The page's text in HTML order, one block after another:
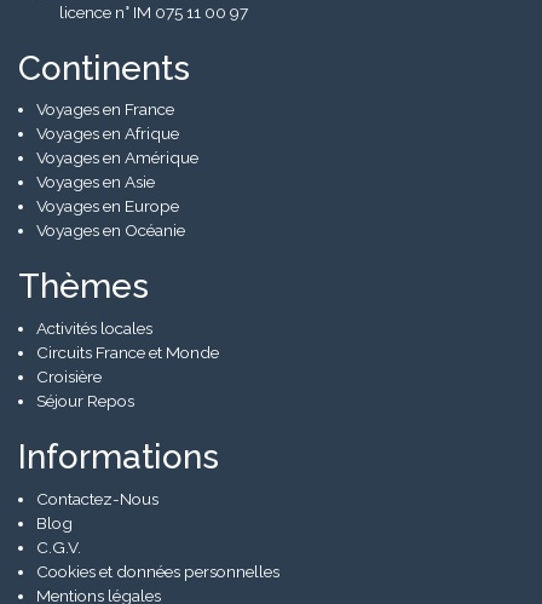
licence n° IM 075 11 00 97
Continents
Voyages en France
Voyages en Afrique
Voyages en Amérique
Voyages en Asie
Voyages en Europe
Voyages en Océanie
Thèmes
Activités locales
Circuits France et Monde
Croisière
Séjour Repos
Informations
Contactez-Nous
Blog
C.G.V.
Cookies et données personnelles
Mentions légales